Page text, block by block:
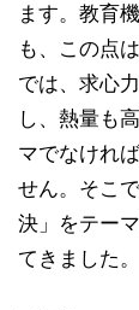
ます。教育
も、この点
では、求心
し、熱量も
マでなけれ
せん。そこ
決」をテー
てきました。